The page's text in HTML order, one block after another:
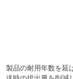
製品の耐用年数を延